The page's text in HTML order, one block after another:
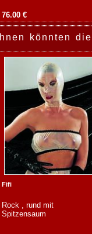
76.00 €
Ihnen könnten
Fifi
Rock , rund mit
Spitzensaum